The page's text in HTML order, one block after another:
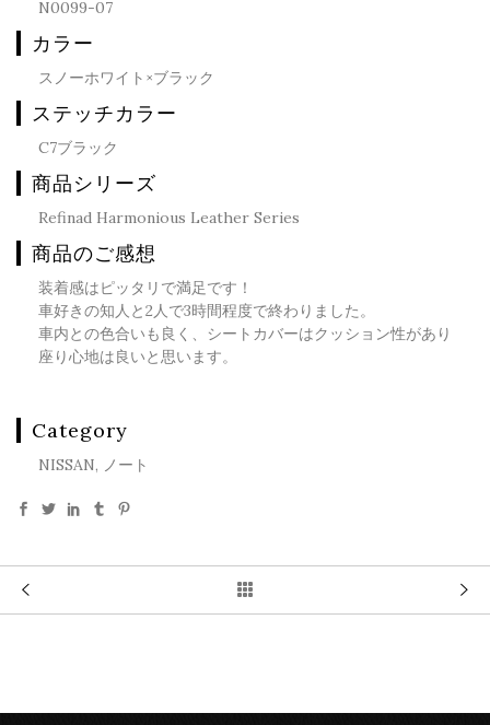
N0099-07
カラー
スノーホワイト×ブラック
ステッチカラー
C7ブラック
商品シリーズ
Refinad Harmonious Leather Series
商品のご感想
装着感はピッタリで満足です！
車好きの知人と2人で3時間程度で終わりました。
車内との色合いも良く、シートカバーはクッション性があり
座り心地は良いと思います。
Category
NISSAN, ノート